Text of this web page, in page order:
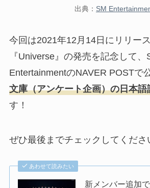
出典： SM
今回は2021年12月14日にリリー
『Universe』の発売を記念して、
EntertainmentのNAVER POSTで
文庫（アンケート企画）の日本語
す！
ぜひ最後までチェックしてくだ
あわせて読みたい
新メンバー追加